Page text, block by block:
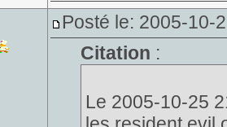
Posté le: 2005-10-
Citation :
Le 2005-10-25